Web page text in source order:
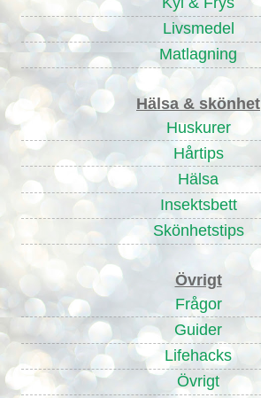
Livsmedel
Matlagning
Hälsa & skönhet
Huskurer
Hårtips
Hälsa
Insektsbett
Skönhetstips
Övrigt
Frågor
Guider
Lifehacks
Övrigt